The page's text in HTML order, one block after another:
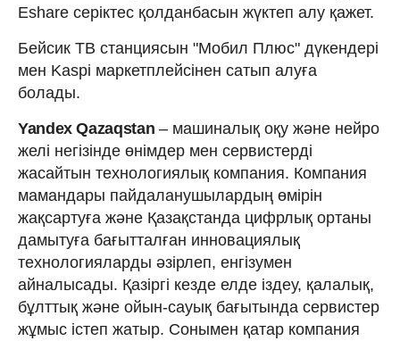
Eshare серіктес қолданбасын жүктеп алу қажет.
Бейсик ТВ станциясын "Мобил Плюс" дүкендері
мен Kaspi маркетплейсінен сатып алуға
болады.
Yandex Qazaqstan – машиналық оқу және нейро
желі негізінде өнімдер мен сервистерді
жасайтын технологиялық компания. Компания
мамандары пайдаланушылардың өмірін
жақсартуға және Қазақстанда цифрлық ортаны
дамытуға бағытталған инновациялық
технологияларды әзірлеп, енгізумен
айналысады. Қазіргі кезде елде іздеу, қалалық,
бұлттық және ойын-сауық бағытында сервистер
жұмыс істеп жатыр. Сонымен қатар компания